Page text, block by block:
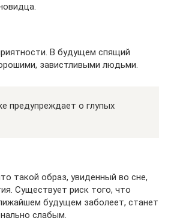
В будущем спящий
завистливыми людьми.
предупреждает о глупых
такой образ, увиденный во сне,
Существует риск того, что
будущем заболеет, станет
слабым.